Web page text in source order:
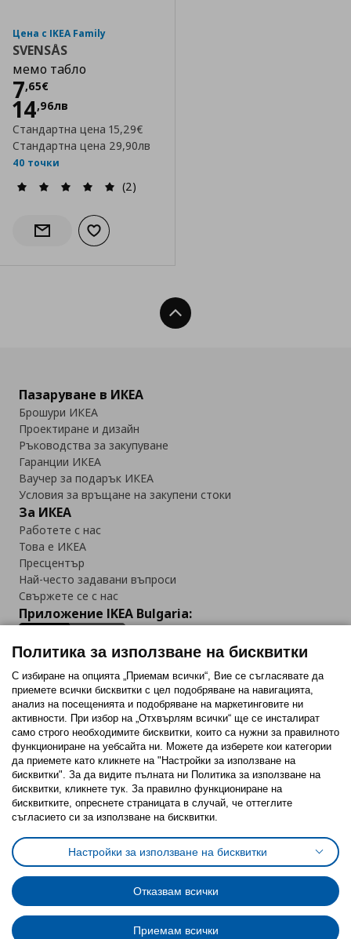
Цена с IKEA Family
SVENSÅS
мемо табло
7,65€
Цена
14,96лв
Стандартна цена 15,29€
Стандартна цена 29,90лв
40 точки
(2)
Информирай ме за наличност
Добави към списъка с любими
Нагоре
Пазаруване в ИКЕА
Брошури ИКЕА
Проектиране и дизайн
Ръководства за закупуване
Гаранции ИКЕА
Ваучер за подарък ИКЕА
Условия за връщане на закупени стоки
За ИКЕА
Работете с нас
Това е ИКЕА
Пресцентър
Най-често задавани въпроси
Свържете се с нас
Приложение IKEA Bulgaria:
Последвайте ни:
FacebookTwitterYoutubePinterestInstagram
Политика за използване на бисквитки (Cookies)
Избор на настройки за използване на бисквитки
Условия за ползване на ikea.bgОбща политика за личните данни
Политика за защита на личните данни на ikea.bg
Общи условия на програма IKEA Family
Политика за защита на лични данни на програма IKEA Family
Политика за използване на бисквитки
С избиране на опцията „Приемам всички“, Вие се съгласявате да
приемете всички бисквитки с цел подобряване на навигацията,
анализ на посещенията и подобряване на маркетинговите ни
активности. При избор на „Отхвърлям всички“ ще се инсталират
само строго необходимитe бисквитки, които са нужни за правилното
функциониране на уебсайта ни. Можете да изберете кои категории
да приемете като кликнете на "Настройки за използване на
бисквитки". За да видите пълната ни Политика за използване на
бисквитки, кликнете тук. За правилно функциониране на
бисквитките, опреснете страницата в случай, че оттеглите
съгласието си за използване на бисквитки.
Настройки за използване на бисквитки
Отказвам всички
Приемам всички